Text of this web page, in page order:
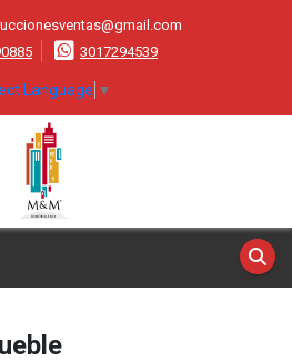
3017294539
Language ▼